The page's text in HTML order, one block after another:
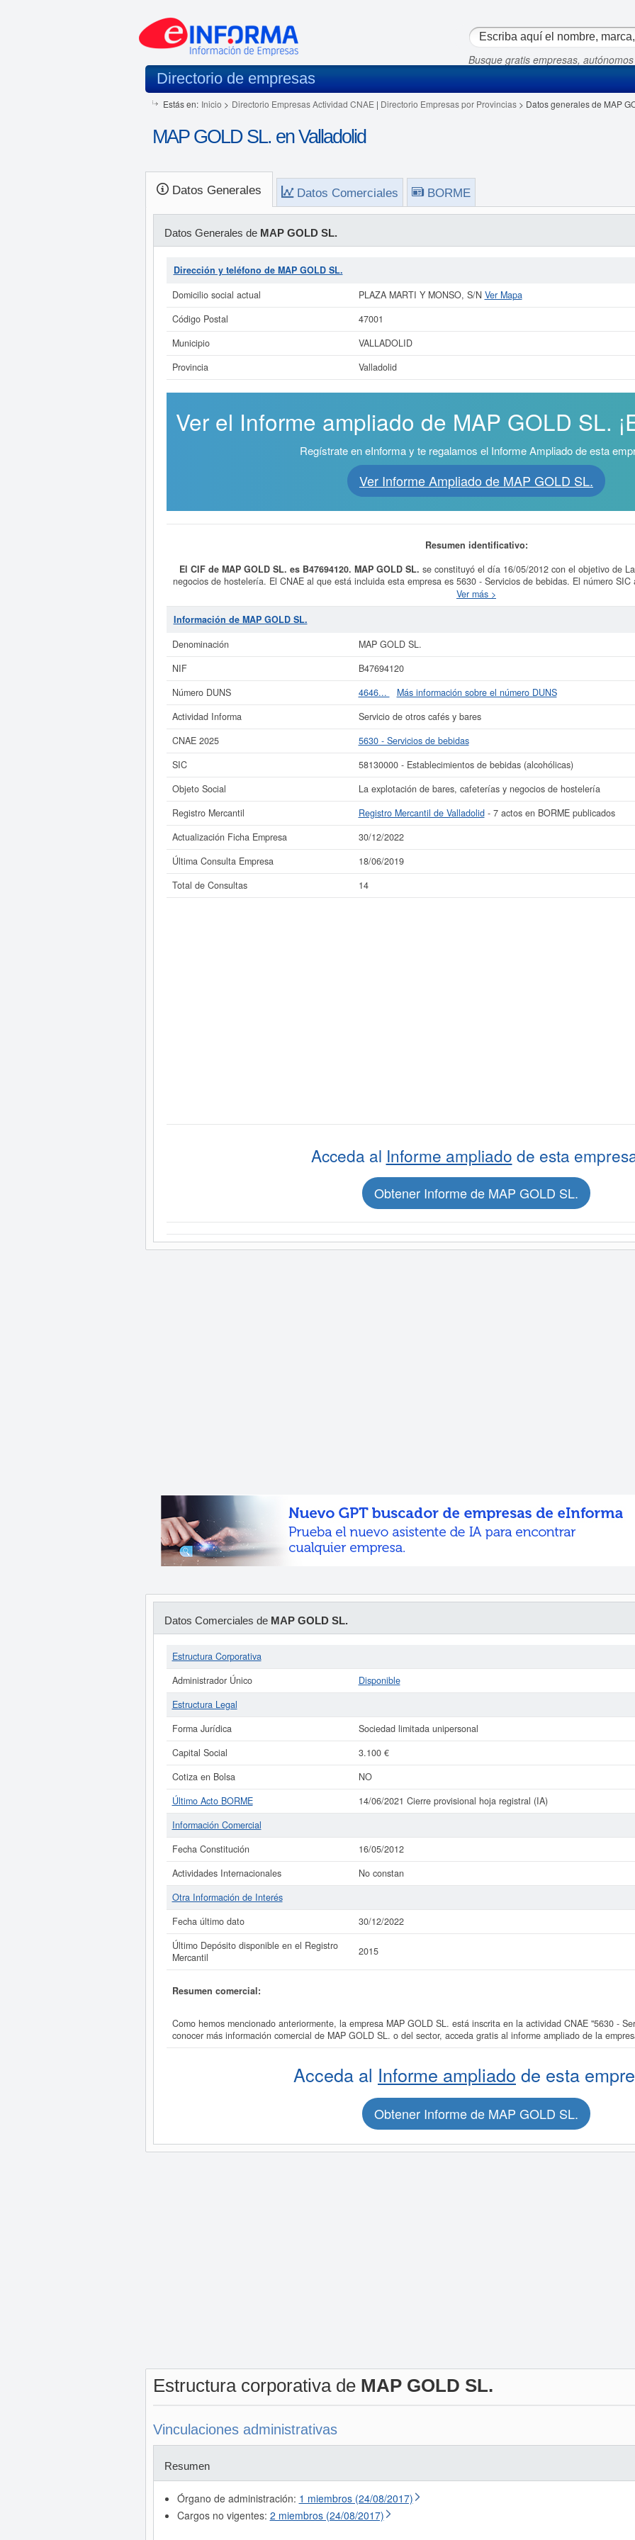
Busque gratis empresas,
Directorio de empresas
Estás en: Inicio > Directorio Empresas Actividad CNAE | Directorio Empresas por Provincias> Datos generales de MAP
MAP GOLD SL. en Valladolid
Datos Generales Datos Comerciales BORME
Datos Generales de MAP GOLD SL.
Dirección y teléfono de MAP GOLD SL.
Domicilio social actual
PLAZA MARTI Y MONSO, S/N Ver Mapa
Código Postal
47001
Municipio
VALLADOLID
Provincia
Valladolid
Ver el Informe ampliado de MAP GOLD SL.
Regístrate en eInforma y te regalamos el Informe Ampliado de esta
Ver Informe Ampliado de MAP GOLD SL.
Resumen identificativo:
El CIF de MAP GOLD SL. es B47694120. MAP GOLD SL. se constituyó el día 16/05/2012 con el objetivo de
negocios de hostelería. El CNAE al que está incluida esta empresa es 5630 - Servicios de bebidas. El número
se ha consultado el 18/06/2019, acumulando un total de consultas de
puede aspirar esta empresa puede realizarlo aquí mismo. Esta empresa tiene un capital aproximado de 0 a
Si está interesado en conocer más datos de la empresa MAP GOLD SL. puede
consultar los resultados de sus años de actividad, así como los balances y cuentas de
La última actualización del informe de empresa se ha realizado el 30/12/2022.
Ver más >
Información de MAP GOLD SL.
Denominación
MAP GOLD SL.
NIF
B47694120
Número DUNS
4646...
Más información sobre el número DUNS
Actividad Informa
Servicio de otros cafés y bares
CNAE 2025
5630 - Servicios de bebidas
SIC
58130000 - Establecimientos de bebidas (alcohólicas)
Objeto Social
La explotación de bares, cafeterías y negocios de hostelería
Registro Mercantil
Registro Mercantil de Valladolid- 7 actos en BORME publicados
Actualización Ficha Empresa
30/12/2022
Última Consulta Empresa
18/06/2019
Total de Consultas
14
Acceda al Informe ampliado de esta
Obtener Informe de MAP GOLD SL.
Datos Comerciales de MAP GOLD SL.
Estructura Corporativa
Administrador Único
Disponible
Estructura Legal
Forma Jurídica
Sociedad limitada unipersonal
Capital Social
3.100 €
Cotiza en Bolsa
NO
Último Acto BORME
14/06/2021 Cierre provisional hoja registral (IA)
Información Comercial
Fecha Constitución
16/05/2012
Actividades Internacionales
No constan
Otra Información de Interés
Fecha último dato
30/12/2022
Último Depósito disponible en el Registro
Mercantil
2015
Resumen comercial:
Como hemos mencionado anteriormente, la empresa MAP GOLD SL. está inscrita en la actividad CNAE "5630 -
conocer más información comercial de MAP GOLD SL. o del sector, acceda gratis al informe ampliado de la
Acceda al Informe ampliado de esta
Obtener Informe de MAP GOLD SL.
Estructura corporativa de MAP GOLD SL.
Vinculaciones administrativas
Resumen
Órgano de administración: 1 miembros (24/08/2017)
Cargos no vigentes: 2 miembros (24/08/2017)